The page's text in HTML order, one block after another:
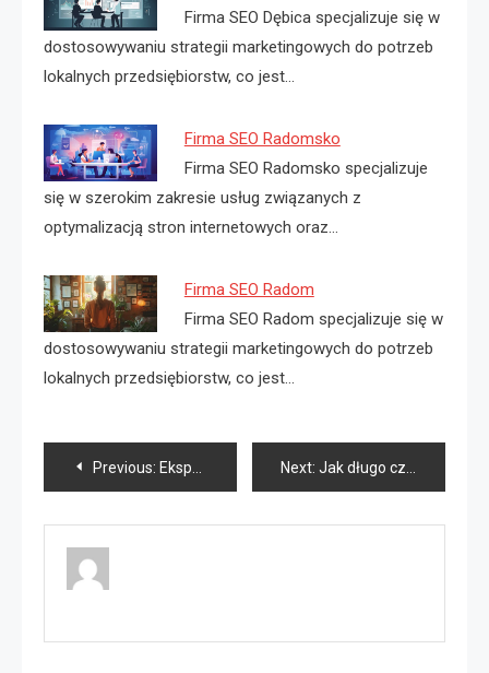
Firma SEO Dębica specjalizuje się w
dostosowywaniu strategii marketingowych do potrzeb
lokalnych przedsiębiorstw, co jest…
Firma SEO Radomsko
Firma SEO Radomsko specjalizuje
się w szerokim zakresie usług związanych z
optymalizacją stron internetowych oraz…
Firma SEO Radom
Firma SEO Radom specjalizuje się w
dostosowywaniu strategii marketingowych do potrzeb
lokalnych przedsiębiorstw, co jest…
Nawigacja
wpisu
Previous: Ekspert SEO Zabrze Next: Jak długo czeka się na patent?